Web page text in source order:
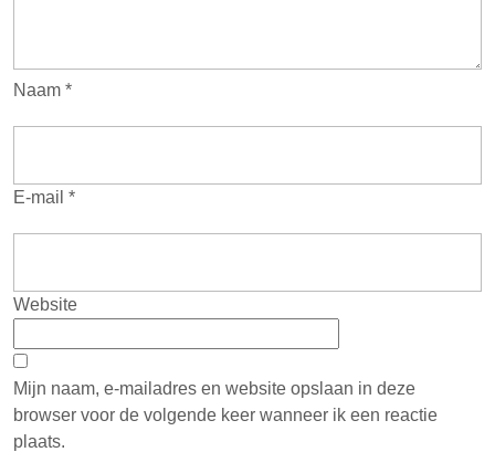
Naam *
E-mail *
Website
Mijn naam, e-mailadres en website opslaan in deze
browser voor de volgende keer wanneer ik een reactie
plaats.